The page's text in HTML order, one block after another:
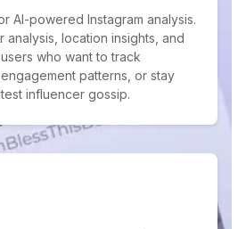
AI-powered Instagram analysis.
analysis, location insights, and
who want to track
patterns, or stay
influencer gossip.